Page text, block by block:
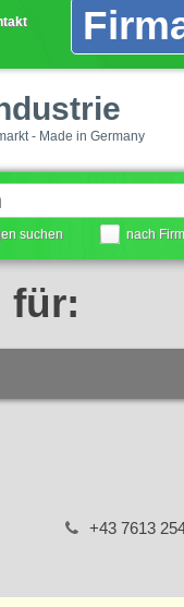
- Made in Germany
suchen nach
für:
+43 7613